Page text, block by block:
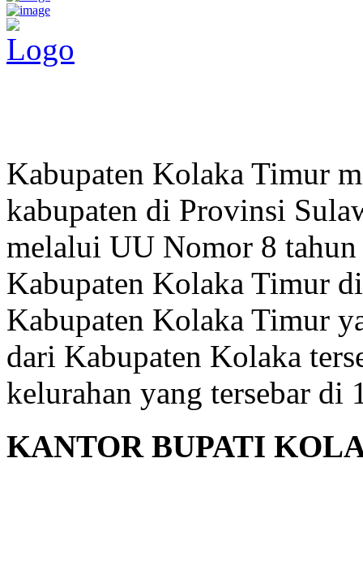
Kabupaten Kolaka Timur
kabupaten di Provinsi
melalui UU Nomor 8
Kabupaten Kolaka Timur
Kabupaten Kolaka Timur
dari Kabupaten Kolaka
kelurahan yang tersebar di
KANTOR BUPATI